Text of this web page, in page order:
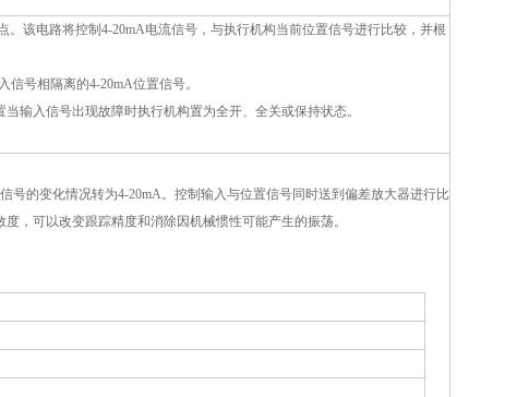
该电路将控制4-20mA电流信号，与执行机构当前位置信号进行比较，并根
号相隔离的4-20mA位置信号。
输入信号出现故障时执行机构置为全开、全关或保持状态。
号的变化情况转为4-20mA。控制输入与位置信号同时送到偏差放大器进行比
，可以改变跟踪精度和消除因机械惯性可能产生的振荡。